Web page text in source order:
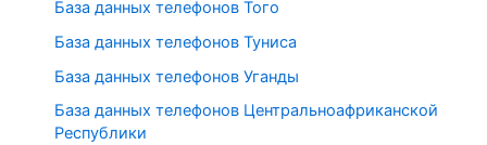
База данных телефонов Того
База данных телефонов Туниса
База данных телефонов Уганды
База данных телефонов Центральноафриканской
Республики